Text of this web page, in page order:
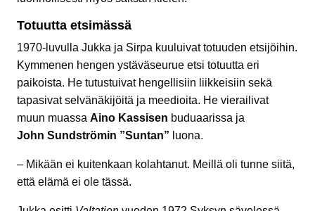
Totuutta etsimässä
1970-luvulla Jukka ja Sirpa kuuluivat totuuden etsijöihin.
Kymmenen hengen ystäväseurue etsi totuutta eri
paikoista. He tutustuivat hengellisiin liikkeisiin sekä
tapasivat selvänäkijöitä ja meedioita. He vierailivat
muun muassa Aino Kassisen buduaarissa ja
John Sundströmin ”Suntan” luona.
– Mikään ei kuitenkaan kolahtanut. Meillä oli tunne siitä,
että elämä ei ole tässä.